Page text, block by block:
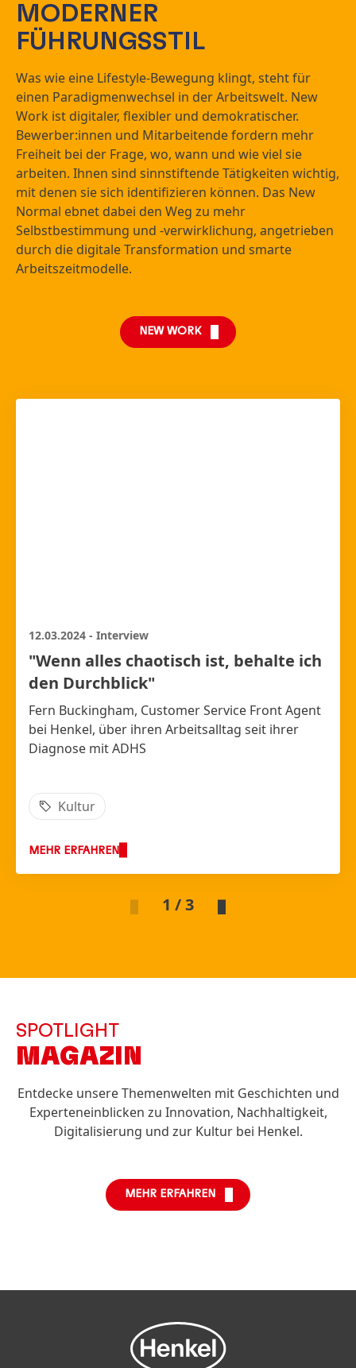
MODERNER
FÜHRUNGSSTIL
Was wie eine Lifestyle-Bewegung klingt, steht für
einen Paradigmenwechsel in der Arbeitswelt. New
Work ist digitaler, flexibler und demokratischer.
Bewerber:innen und Mitarbeitende fordern mehr
Freiheit bei der Frage, wo, wann und wie viel sie
arbeiten. Ihnen sind sinnstiftende Tätigkeiten wichtig,
mit denen sie sich identifizieren können. Das New
Normal ebnet dabei den Weg zu mehr
Selbstbestimmung und -verwirklichung, angetrieben
durch die digitale Transformation und smarte
Arbeitszeitmodelle.
NEW WORK
12.03.2024 - Interview
"Wenn alles chaotisch ist, behalte ich
den Durchblick"
Fern Buckingham, Customer Service Front Agent
bei Henkel, über ihren Arbeitsalltag seit ihrer
Diagnose mit ADHS
Kultur
MEHR ERFAHREN
1 / 3
SPOTLIGHT
MAGAZIN
Entdecke unsere Themenwelten mit Geschichten und
Experteneinblicken zu Innovation, Nachhaltigkeit,
Digitalisierung und zur Kultur bei Henkel.
MEHR ERFAHREN